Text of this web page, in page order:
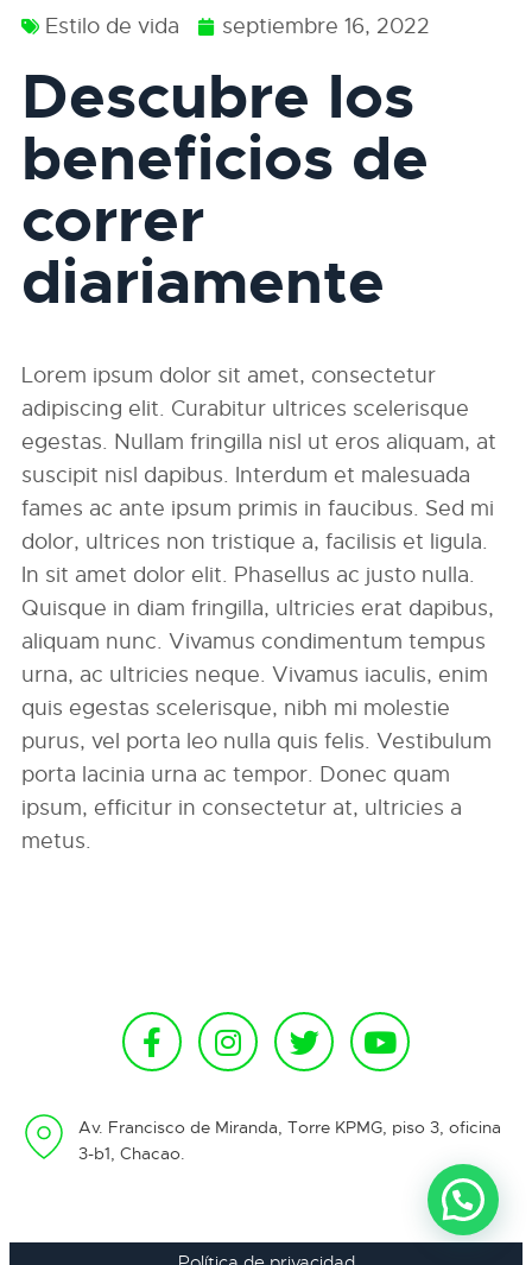
Estilo de vida septiembre 16, 2022
Descubre los
beneficios de
correr
diariamente
Lorem ipsum dolor sit amet, consectetur
adipiscing elit. Curabitur ultrices scelerisque
egestas. Nullam fringilla nisl ut eros aliquam, at
suscipit nisl dapibus. Interdum et malesuada
fames ac ante ipsum primis in faucibus. Sed mi
dolor, ultrices non tristique a, facilisis et ligula.
In sit amet dolor elit. Phasellus ac justo nulla.
Quisque in diam fringilla, ultricies erat dapibus,
aliquam nunc. Vivamus condimentum tempus
urna, ac ultricies neque. Vivamus iaculis, enim
quis egestas scelerisque, nibh mi molestie
purus, vel porta leo nulla quis felis. Vestibulum
porta lacinia urna ac tempor. Donec quam
ipsum, efficitur in consectetur at, ultricies a
metus.
Av. Francisco de Miranda, Torre KPMG, piso 3, oficina
3-b1, Chacao.